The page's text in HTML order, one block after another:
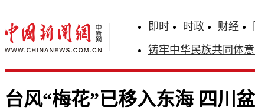
即时 时政 财经
铸牢中华民族共同体
台风“梅花”已移入东海 四川